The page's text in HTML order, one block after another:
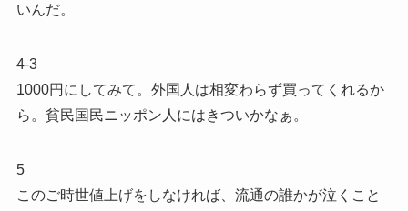
いんだ。
4-3
1000円にしてみて。外国人は相変わらず買ってくれるか
ら。貧民国民ニッポン人にはきついかなぁ。
5
このご時世値上げをしなければ、流通の誰かが泣くこと